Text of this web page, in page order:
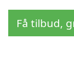
Få tilbud,